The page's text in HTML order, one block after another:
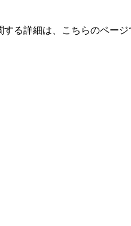
る詳細は、こちらのページ